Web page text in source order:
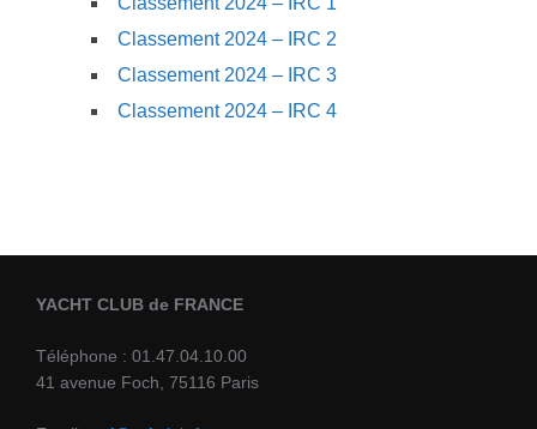
Classement 2024 – IRC 2
Classement 2024 – IRC 3
Classement 2024 – IRC 4
YACHT CLUB de FRANCE
Téléphone : 01.47.04.10.00
41 avenue Foch, 75116 Paris